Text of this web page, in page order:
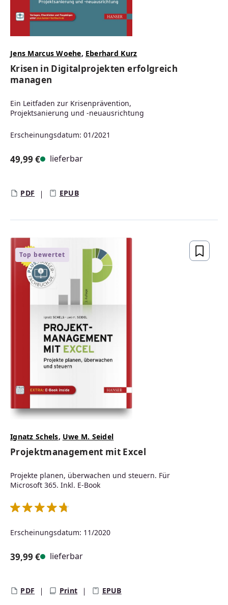
Jens Marcus Woehe, Eberhard Kurz
Krisen in Digitalprojekten erfolgreich
managen
Ein Leitfaden zur Krisenprävention,
Projektsanierung und -neuausrichtung
Erscheinungsdatum: 01/2021
49,99 € lieferbar
PDF EPUB
Top bewertet
Ignatz Schels, Uwe M. Seidel
Projektmanagement mit Excel
Projekte planen, überwachen und steuern. Für
Microsoft 365. Inkl. E-Book
Erscheinungsdatum: 11/2020
39,99 € lieferbar
PDF Print EPUB